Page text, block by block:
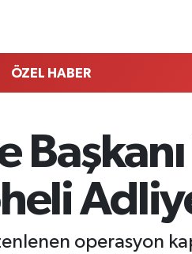
ÖZEL HABER
operasyon